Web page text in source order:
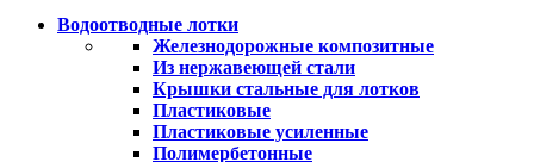
Водоотводные лотки
Железнодорожные композитные
Из нержавеющей стали
Крышки стальные для лотков
Пластиковые
Пластиковые усиленные
Полимербетонные